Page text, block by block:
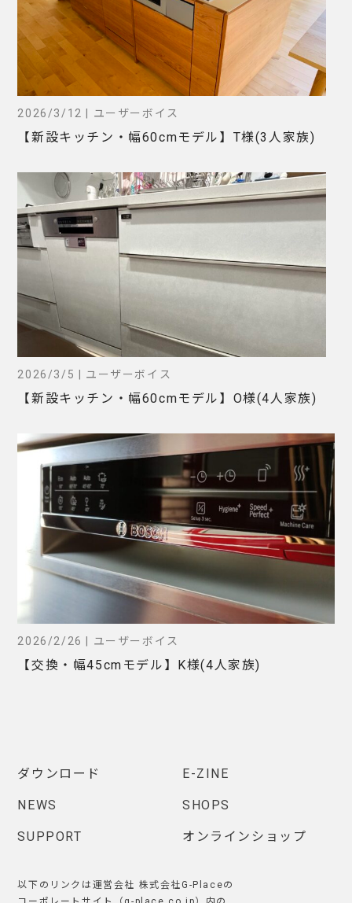
2026/3/12 | ユーザーボイス
【新設キッチン・幅60cmモデル】T様(3人家族)
2026/3/5 | ユーザーボイス
【新設キッチン・幅60cmモデル】O様(4人家族)
2026/2/26 | ユーザーボイス
【交換・幅45cmモデル】K様(4人家族)
ダウンロード E-ZINE
NEWS SHOPS
SUPPORT オンラインショップ
以下のリンクは運営会社 株式会社G-Placeの